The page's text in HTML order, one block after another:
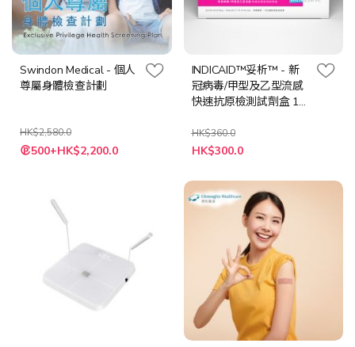
Swindon Medical - 個人
尊屬身體檢查計劃
HK$2,580.0
特
殊 500+HK$2,200.0
INDICAID™妥析™ - 新
冠病毒/甲型及⼄型流感
快速抗原檢測試劑盒 12
HK$360.0
特
殊
格
HK$300.0